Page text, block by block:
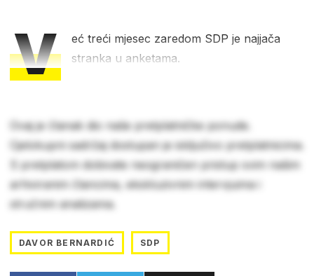
V
eć treći mjesec zaredom SDP je najjača
stranka u anketama.
Ovaj je članak dio naše pretplatničke ponude.
Cjelokupni sadržaj dostupan je isključivo pretplatnicima.
S pretplatom dobivate neograničen pristup svim našim
arhiviranim člancima, ekskluzivnim intervjuima i
stručnim analizama.
DAVOR BERNARDIĆ SDP